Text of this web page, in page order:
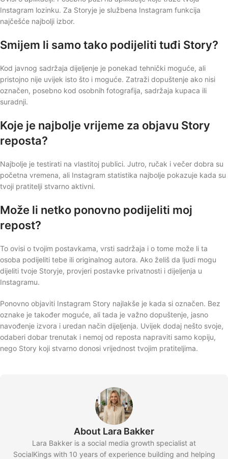
Instagram lozinku. Za Storyje je službena Instagram funkcija
najčešće najbolji izbor.
Smijem li samo tako podijeliti tuđi Story?
Kod javnog sadržaja dijeljenje je ponekad tehnički moguće, ali
pristojno nije uvijek isto što i moguće. Zatraži dopuštenje ako nisi
označen, posebno kod osobnih fotografija, sadržaja kupaca ili
suradnji.
Koje je najbolje vrijeme za objavu Story
reposta?
Najbolje je testirati na vlastitoj publici. Jutro, ručak i večer dobra su
početna vremena, ali Instagram statistika najbolje pokazuje kada su
tvoji pratitelji stvarno aktivni.
Može li netko ponovno podijeliti moj
repost?
To ovisi o tvojim postavkama, vrsti sadržaja i o tome može li ta
osoba podijeliti tebe ili originalnog autora. Ako želiš da ljudi mogu
dijeliti tvoje Storyje, provjeri postavke privatnosti i dijeljenja u
Instagramu.
Ponovno objaviti Instagram Story najlakše je kada si označen. Bez
oznake je također moguće, ali tada je važno dopuštenje, jasno
navođenje izvora i uredan način dijeljenja. Uvijek dodaj nešto svoje,
odaberi dobar trenutak i nemoj od reposta napraviti samo kopiju,
nego Story koji stvarno donosi vrijednost tvojim pratiteljima.
About Lara Bakker
Lara Bakker is a social media growth specialist at
SocialKings with 10 years of experience building and helping